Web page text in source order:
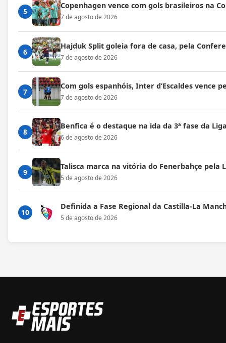
5
Copenhagen vence com gols brasileiros na
7 de agosto de 2026
6
Hajduk Split goleia fora de casa, pela
7 de agosto de 2026
7
Com gols espanhóis, Inter d’Escaldes vence
7 de agosto de 2026
8
Benfica é o destaque na ida da 3ª fase da
6 de agosto de 2026
9
Talisca marca na vitória do Fenerbahçe pela
5 de agosto de 2026
10
Definida a Fase Regional da Castilla-La
5 de agosto de 2026